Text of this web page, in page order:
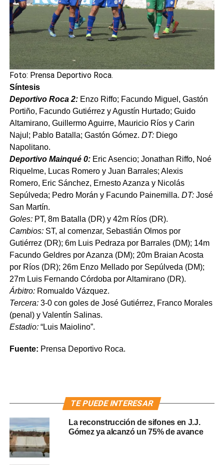
Foto: Prensa Deportivo Roca.
Síntesis
Deportivo Roca 2:Enzo Riffo; Facundo Miguel, Gastón
Portiño, Facundo Gutiérrez y Agustín Hurtado; Guido
Altamirano, Guillermo Aguirre, Mauricio Ríos y Carin
Najul; Pablo Batalla; Gastón Gómez. DT:Diego
Napolitano.
Deportivo Mainqué 0:Eric Asencio; Jonathan Riffo, Noé
Riquelme, Lucas Romero y Juan Barrales; Alexis
Romero, Eric Sánchez, Ernesto Azanza y Nicolás
Sepúlveda; Pedro Morán y Facundo Painemilla. DT:José
San Martín.
Goles: PT, 8m Batalla (DR) y 42m Ríos (DR).
Cambios:ST, al comenzar, Sebastián Olmos por
Gutiérrez (DR); 6m Luis Pedraza por Barrales (DM); 14m
Facundo Geldres por Azanza (DM); 20m Braian Acosta
por Ríos (DR); 26m Enzo Mellado por Sepúlveda (DM);
27m Luis Fernando Córdoba por Altamirano (DR).
Árbitro:Romualdo Vázquez.
Tercera:3-0 con goles de José Gutiérrez, Franco Morales
(penal) y Valentín Salinas.
Estadio:“Luis Maiolino”.
Fuente: Prensa Deportivo Roca.
TE PUEDE INTERESAR
La reconstrucción de sifones en J.J.
Gómez ya alcanzó un 75% de avance